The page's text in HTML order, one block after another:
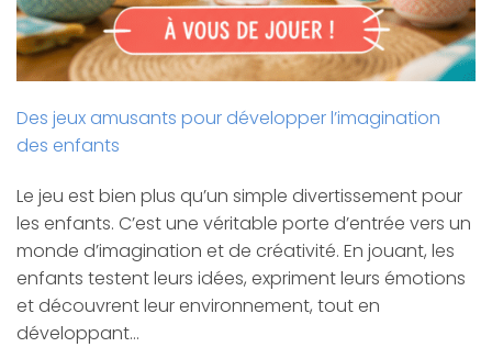
Des jeux amusants pour développer l’imagination
des enfants
Le jeu est bien plus qu’un simple divertissement pour
les enfants. C’est une véritable porte d’entrée vers un
monde d’imagination et de créativité. En jouant, les
enfants testent leurs idées, expriment leurs émotions
et découvrent leur environnement, tout en
développant…